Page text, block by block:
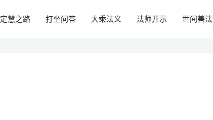
定慧之路 打坐问答 大乘法义 法师开示 世间善法